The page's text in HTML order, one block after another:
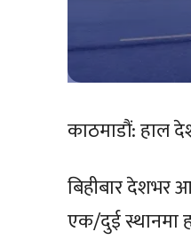
काठमाडौं: हाल
बिहीबार देशभर
एक/दुई स्थानमा